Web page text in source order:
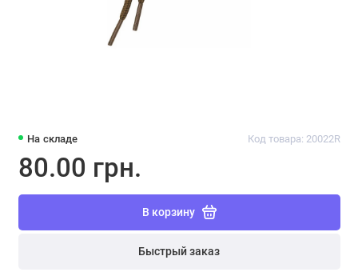
На складе Код товара: 20022R
80.00 грн.
В корзину
Быстрый заказ